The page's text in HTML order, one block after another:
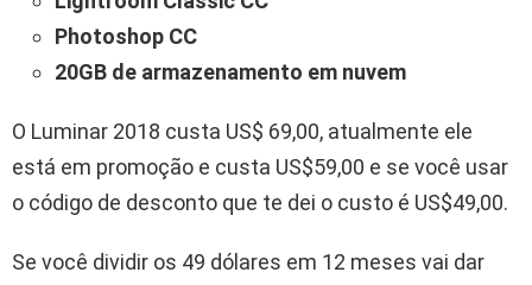
Photoshop CC
20GB de armazenamento em nuvem
O Luminar 2018 custa US$ 69,00, atualmente ele
está em promoção e custa US$59,00 e se você usar
o código de desconto que te dei o custo é US$49,00.
Se você dividir os 49 dólares em 12 meses vai dar